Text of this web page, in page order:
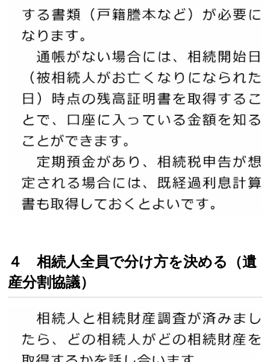
４ 相続人全員で分け方を決める（遺
産分割協議）